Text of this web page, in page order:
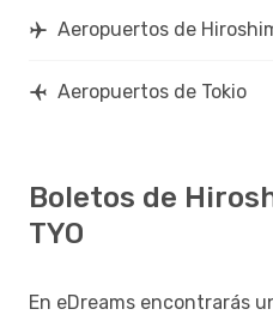
Aeropuertos de
Aeropuertos de Tokio
Boletos de
TYO
En eDreams encontrarás